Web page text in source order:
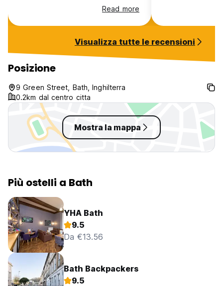
all the rooms and are also pretty
dirty. The bedrooms windows do
not open fully so the sweat smell
serves as reception is open till
2am and there are a lot of drunk
people making noise in the area
while your trying to sleep. Also
one of them was hosted in the
structure and was quite creepy.
Only good part is the central
position.
Read more
bathrooms per
things are the
you have a
Visualizza tutte le recensioni
Posizione
9 Green Street, Bath, Inghilterra
0.2km dal centro citta
Mostra la mappa
Più ostelli a Bath
YHA Bath
9.5
Da €13.56
Bath Backpackers
9.5